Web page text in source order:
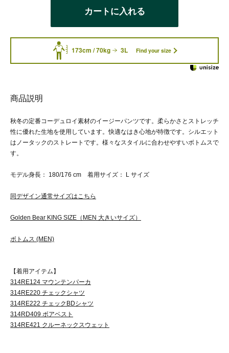
カートに入れる
173cm / 70kg 3L Find your size
商品説明
秋冬の定番コーデュロイ素材のイージーパンツです。柔らかさとストレッチ
性に優れた生地を使用しています。快適なはき心地が特徴です。シルエット
はノータックのストレートです。様々なスタイルに合わせやすいボトムスで
す。
モデル身長： 180/176 cm 着用サイズ： L サイズ
同デザイン通常サイズはこちら
Golden Bear KING SIZE（MEN 大きいサイズ）
ボトムス (MEN)
【着用アイテム】
314RE124 マウンテンパーカ
314RE220 チェックシャツ
314RE222 チェックBDシャツ
314RD409 ボアベスト
314RE421 クルーネックスウェット